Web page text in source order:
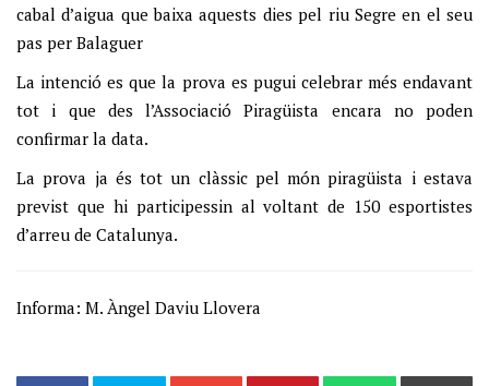
cabal d’aigua que baixa aquests dies pel riu Segre en el seu
pas per Balaguer
La intenció es que la prova es pugui celebrar més endavant
tot i que des l’Associació Piragüista encara no poden
confirmar la data.
La prova ja és tot un clàssic pel món piragüista i estava
previst que hi participessin al voltant de 150 esportistes
d’arreu de Catalunya.
Informa: M. Àngel Daviu Llovera